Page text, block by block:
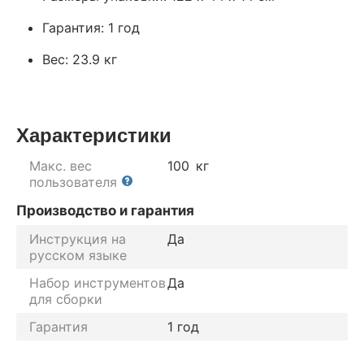
Гарантия: 1 год
Вес: 23.9 кг
Характеристики
Макс. вес
пользователя
100 кг
Производство и гарантия
Инструкция на
русском языке
Да
Набор инструментов
для сборки
Да
Гарантия
1 год